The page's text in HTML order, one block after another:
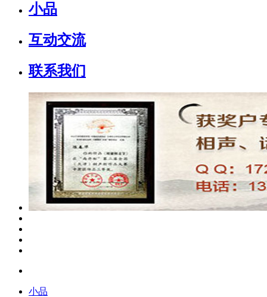
小品
互动交流
联系我们
小品